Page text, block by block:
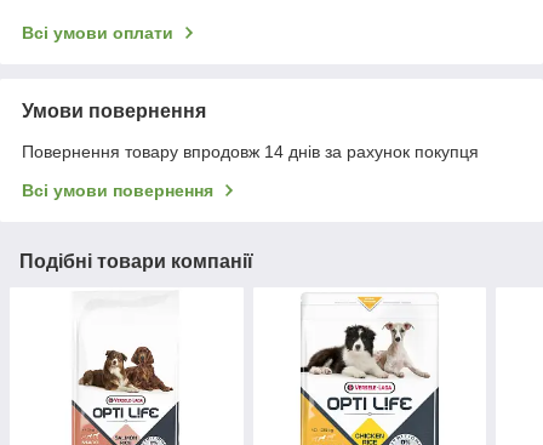
Всі умови оплати
Умови повернення
Повернення товару впродовж 14 днів за рахунок покупця
Всі умови повернення
Подібні товари компанії